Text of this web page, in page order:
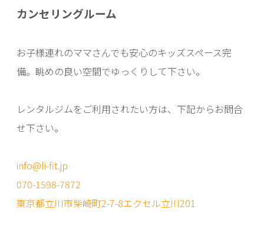
カンセリングルーム
お子様連れのママさんでも安心のキッズスペース完
備。眺めの良い空間でゆっくりして下さい。
レンタルジムをご利用されたい方は、下記からお問合
せ下さい。
info@li-fit.jp
070-1598-7872
東京都立川市柴崎町2-7-8エクセル立川201